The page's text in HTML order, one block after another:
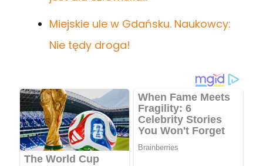
Miejskie ule w Gdańsku. Naukowcy:
Nie tędy droga!